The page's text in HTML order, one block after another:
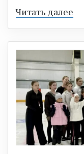
Читать далее